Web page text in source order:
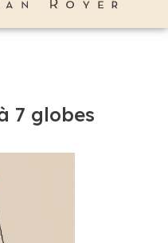
7 globes